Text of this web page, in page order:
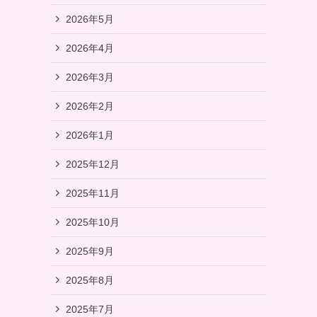
2026年5月
2026年4月
2026年3月
2026年2月
2026年1月
2025年12月
2025年11月
2025年10月
2025年9月
2025年8月
2025年7月